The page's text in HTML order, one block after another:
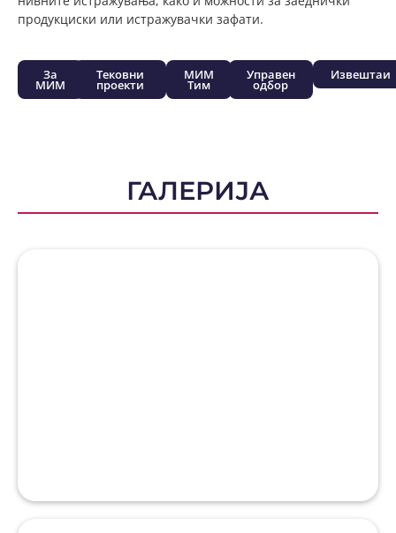
продукциски или истражувачки зафати.
За
МИМ
Тековни
проекти
МИМ
Тим
Управен
одбор
Извештаи
ГАЛЕРИЈА